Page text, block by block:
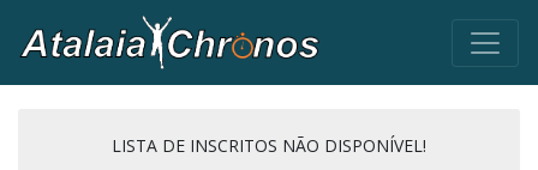
LISTA DE INSCRITOS NÃO DISPONÍVEL!